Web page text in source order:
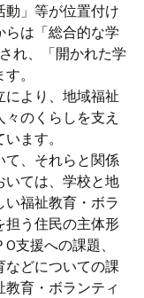
動」等が位置付け
らは「総合的な学
れ、「開かれた学
。
により、地域福祉
のくらしを支え
ます。
て、それらと関係
いては、学校と地
福祉教育・ボラ
担う住民の主体形
支援への課題、
などについての課
育・ボランティ